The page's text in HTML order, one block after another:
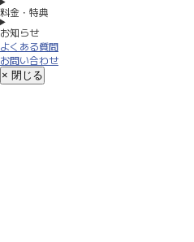
料金・特典
お知らせ
よくある質問
お問い合わせ
× 閉じる